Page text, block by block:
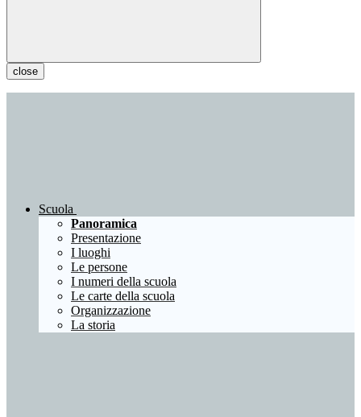
close
Scuola
Panoramica
Presentazione
I luoghi
Le persone
I numeri della scuola
Le carte della scuola
Organizzazione
La storia